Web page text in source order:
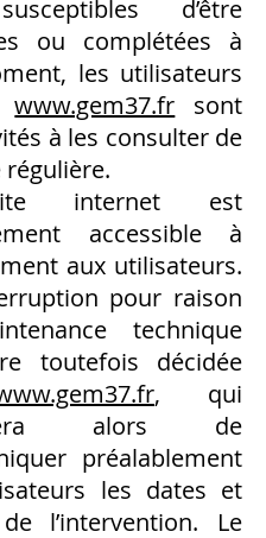
d’être
ou complétées à
les utilisateurs
www.gem37.fr sont
à les consulter de
internet est
accessible à
aux utilisateurs.
pour raison
technique
toutefois décidée
, qui
alors de
préalablement
les dates et
l’intervention. Le